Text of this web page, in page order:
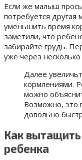
Если же малыш
потребуется другая
уменьшить время
заметили, что
забирайте грудь.
уже через
Далее
кормлениями.
можно
Возможно, это
довольно
Как
ребенка